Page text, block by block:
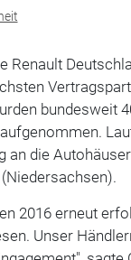
Renault
bundesweit
die
2016 erneut
Unser